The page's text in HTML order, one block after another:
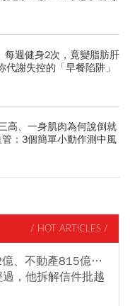
每週健身2次，竟變脂肪肝
代謝失控的「早餐陷阱」
高、一身肌肉為何說倒就
：3個簡單小動作測中風
/ HOT ARTICLES /
億、不動產815億…
，他拆解信件批越